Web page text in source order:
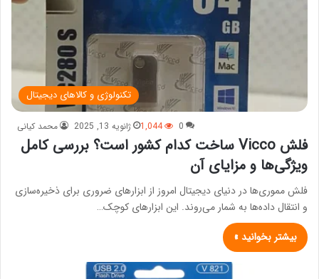
تکنولوژی و کالاهای دیجیتال
محمد کیانی ژانویه 13, 2025 0
1,044
فلش Vicco ساخت کدام کشور است؟ بررسی کامل
ویژگی‌ها و مزایای آن
فلش مموری‌ها در دنیای دیجیتال امروز از ابزارهای ضروری برای ذخیره‌سازی
و انتقال داده‌ها به شمار می‌روند. این ابزارهای کوچک…
بیشتر بخوانید »